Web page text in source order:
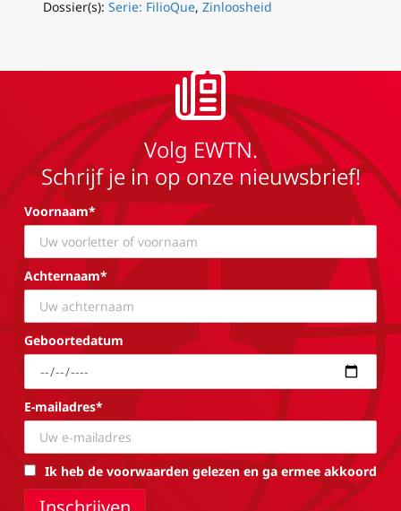
Dossier(s): Serie: FilioQue, Zinloosheid
Volg EWTN.
Schrijf je in op onze nieuwsbrief!
Voornaam*
Achternaam*
Geboortedatum
E-mailadres*
Ik heb de voorwaarden gelezen en ga ermee akkoord